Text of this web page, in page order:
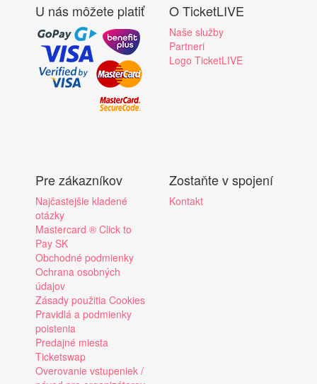
U nás môžete platiť O TicketLIVE
Naše služby
Partneri
Logo TicketLIVE
Pre zákazníkov
Najčastejšie kladené
otázky
Mastercard ® Click to
Pay SK
Obchodné podmienky
Ochrana osobných
údajov
Zásady použitia Cookies
Pravidlá a podmienky
poistenia
Predajné miesta
Ticketswap
Overovanie vstupeniek /
Zostaňte v spojení
Kontakt